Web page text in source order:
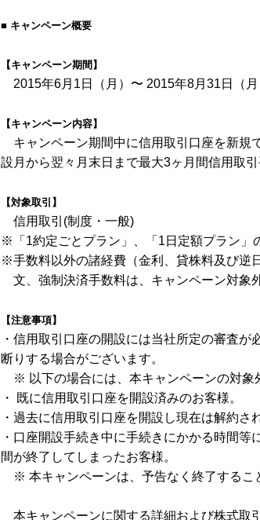
■ キャンペーン概要
【キャンペーン期間】
2015年6月1日（月）〜 2015年8月31日（月
【キャンペーン内容】
キャンペーン期間中に信用取引口座を新規
設月から翌々月末日まで最大3ヶ月間信用取
【対象取引】
信用取引 (制度・一般)
※「 1約定ごとプラン」、「1日定額プラン」
※手数料以外の諸経費（金利、貸株料及び逆
文、強制決済手数料は、キャンペーン対象
【注意事項】
・ 信用取引口座の開設には当社所定の審査が
断りする場合がございます。
※ 以下の場合には、本キャンペーンの対象
・
既に信用取引口座を開設済みのお客様。
・過去に信用取引口座を開設し現在は解約さ
・口座開設手続き中に手続きにかかる時間
間が終了してしまったお客様。
※ 本キャンペーンは、予告なく終了するこ
本キャンペーンに関する詳細および株式取